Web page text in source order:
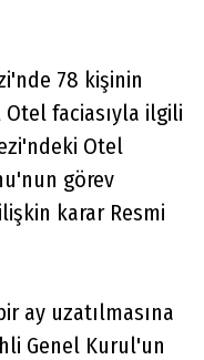
78 kişinin
Otel faciasıyla ilgili
Otel
görev
karar Resmi
ay uzatılmasına
Genel Kurul'un